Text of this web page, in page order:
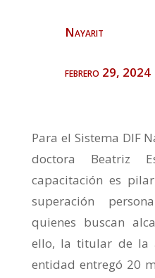
Nayarit
febrero 29, 2024
Para el Sistema DIF
doctora Beatriz
capacitación es
superación
quienes buscan
ello, la titular de la
entidad entregó 20